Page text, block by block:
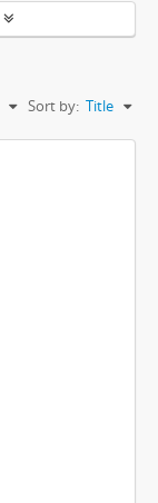
Sort by: Title